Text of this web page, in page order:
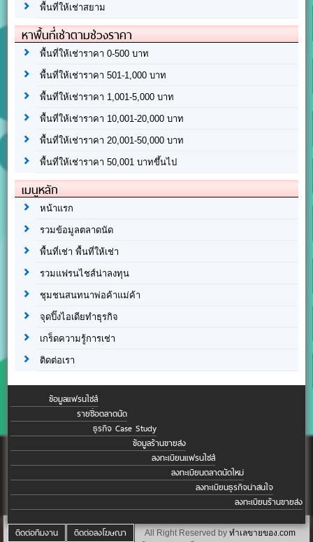
พื้นที่ให้เช่าสยาม
หาพื้นที่เช่าตามช่วงราคา
พื้นที่ให้เช่าราคา 0-500 บาท
พื้นที่ให้เช่าราคา 501-1,000 บาท
พื้นที่ให้เช่าราคา 1,001-5,000 บาท
พื้นที่ให้เช่าราคา 10,001-20,000 บาท
พื้นที่ให้เช่าราคา 20,001-50,000 บาท
พื้นที่ให้เช่าราคา 50,001 บาทขึ้นไป
เมนูหลัก
หน้าแรก
รวมข้อมูลตลาดนัด
พื้นที่เช่า พื้นที่ให้เช่า
รวมแฟรนไชส์น่าลงทุน
ชุมชนสนทนาพ่อค้าแม่ค้า
จุดปิ๊งไอเดียทำธุรกิจ
เกร็ดความรู้การเช่า
ติดต่อเรา
ข้อมูลแฟรนไชส์
รายชื่อตลาดนัด
ธุรกิจ Case Study
ข้อมูลร้านขายส่ง
ลงทะเบียนแฟรนไชส์
ลงทะเบียนตลาดนัดใหม่
ลงทะเบียนธุรกิจน่าสนใจ
ลงทะเบียนร้านขายส่ง
ติดต่อทีมงาน ติดต่อลงโฆษณา All Right Reserved by ทำเลขายของ.com